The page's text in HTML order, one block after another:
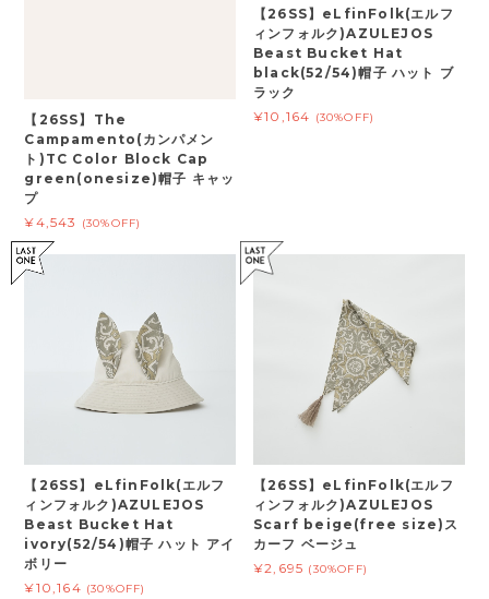
【26SS】The
Campamento(カンパメン
ト)TC Color Block Cap
green(onesize)帽子 キャッ
プ
¥4,543
(30%OFF)
【26SS】eLfinFolk(エルフ
ィンフォルク)AZULEJOS
Beast Bucket Hat
black(52/54)帽子 ハット ブ
ラック
¥10,164 (30%OFF)
【26SS】eLfinFolk(エルフ
ィンフォルク)AZULEJOS
Beast Bucket Hat
ivory(52/54)帽子 ハット アイ
ボリー
¥10,164 (30%OFF)
【26SS】eLfinFolk(エルフ
ィンフォルク)AZULEJOS
Scarf beige(free size)ス
カーフ ベージュ
¥2,695 (30%OFF)